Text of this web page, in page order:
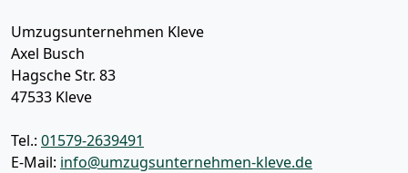
Umzugsunternehmen Kleve
Axel Busch
Hagsche Str. 83
47533 Kleve
Tel.: 01579-2639491
E-Mail: info@umzugsunternehmen-kleve.de